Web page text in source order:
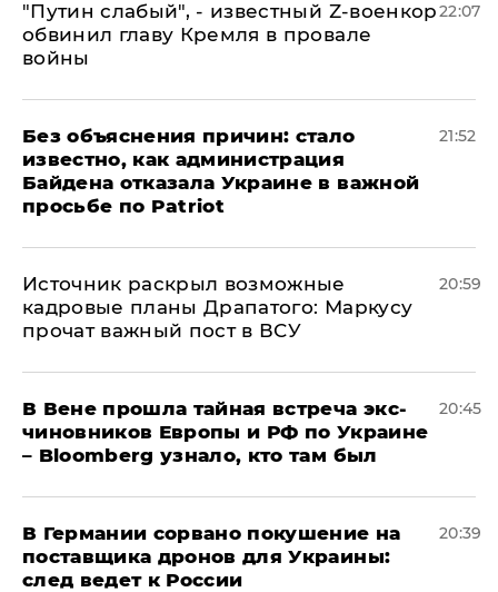
​"Путин слабый", - известный Z-военкор
обвинил главу Кремля в провале
войны
22:07
Без объяснения причин: стало
известно, как администрация
Байдена отказала Украине в важной
просьбе по Patriot
21:52
​Источник раскрыл возможные
кадровые планы Драпатого: Маркусу
прочат важный пост в ВСУ
20:59
В Вене прошла тайная встреча экс-
чиновников Европы и РФ по Украине
– Bloomberg узнало, кто там был
20:45
​В Германии сорвано покушение на
поставщика дронов для Украины:
след ведет к России
20:39